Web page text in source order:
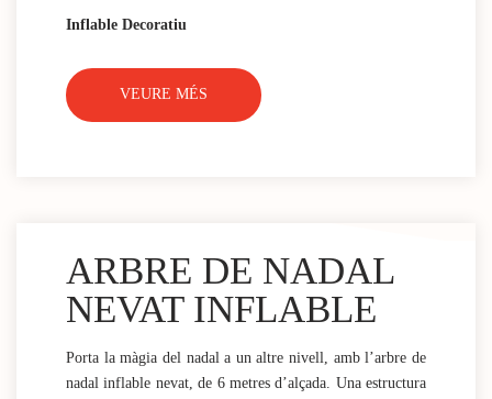
Inflable Decoratiu
VEURE MÉS
ARBRE DE NADAL
NEVAT INFLABLE
Porta la màgia del nadal a un altre nivell, amb l’arbre de
nadal inflable nevat, de 6 metres d’alçada. Una estructura